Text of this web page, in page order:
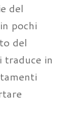
del
pochi
del
traduce in